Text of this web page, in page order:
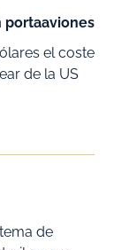
portaaviones
el coste
de la US
de